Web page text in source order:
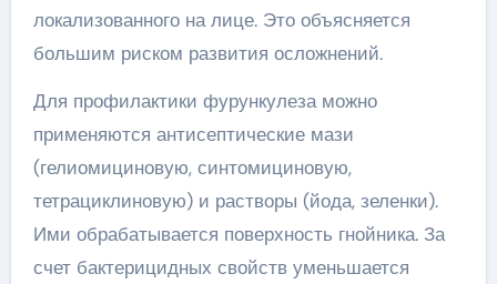
локализованного на лице. Это объясняется
большим риском развития осложнений.
Для профилактики фурункулеза можно
применяются антисептические мази
(гелиомициновую, синтомициновую,
тетрациклиновую) и растворы (йода, зеленки).
Ими обрабатывается поверхность гнойника. За
счет бактерицидных свойств уменьшается